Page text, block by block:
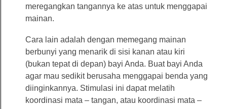
meregangkan tangannya ke atas untuk menggapai
mainan.
Cara lain adalah dengan memegang mainan
berbunyi yang menarik di sisi kanan atau kiri
(bukan tepat di depan) bayi Anda. Buat bayi Anda
agar mau sedikit berusaha menggapai benda yang
diinginkannya. Stimulasi ini dapat melatih
koordinasi mata – tangan, atau koordinasi mata –